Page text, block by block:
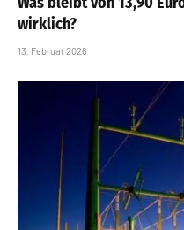
wirklich?
13. Februar 2026